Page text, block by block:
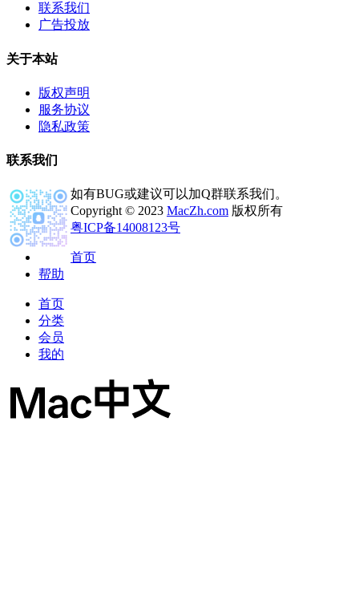
联系我们
广告投放
关于本站
版权声明
服务协议
隐私政策
联系我们
如有BUG或建议可以加Q群联系我们。
Copyright © 2023 MacZh.com 版权所有
粤ICP备14008123号
首页
帮助
首页
分类
会员
我的